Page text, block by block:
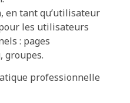
en tant qu’utilisateur
les utilisateurs
: pages
groupes.
professionnelle